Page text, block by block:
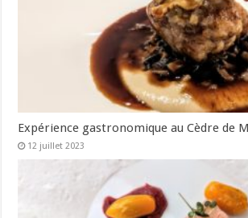
Expérience gastronomique au Cèdre de
12 juillet 2023